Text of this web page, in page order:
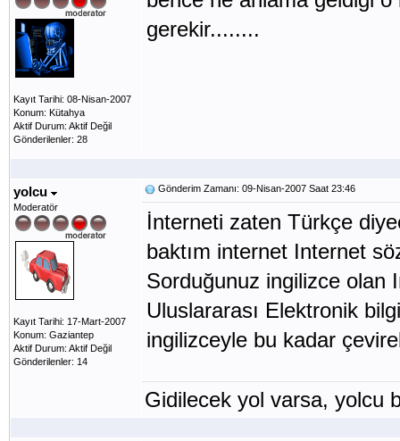
Kayıt Tarihi: 08-Nisan-2007
Konum: Kütahya
Aktif Durum: Aktif Değil
Gönderilenler: 28
gerekir........
yolcu
Moderatör
Kayıt Tarihi: 17-Mart-2007
Konum: Gaziantep
Aktif Durum: Aktif Değil
Gönderilenler: 14
Gönderim Zamanı: 09-Nisan-2007 Saat 23:46
İnterneti zaten Türkçe
baktım internet Internet
Sorduğunuz ingilizce olan
Uluslararası Elektronik
ingilizceyle bu kadar
Gidilecek yol varsa, yolcu